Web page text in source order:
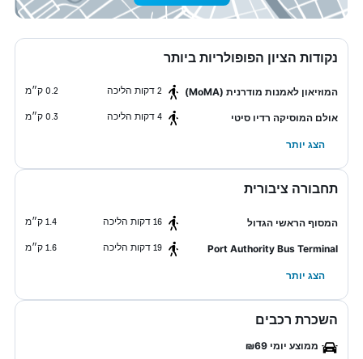
נקודות הציון הפופולריות ביותר
המוזיאון לאמנות מודרנית (MoMA) 2 דקות הליכה 0.2 ק״מ
אולם המוסיקה רדיו סיטי 4 דקות הליכה 0.3 ק״מ
הצג יותר
תחבורה ציבורית
המסוף הראשי הגדול 16 דקות הליכה 1.4 ק״מ
Port Authority Bus Terminal 19 דקות הליכה 1.6 ק״מ
הצג יותר
השכרת רכבים
ממוצע יומי ₪69